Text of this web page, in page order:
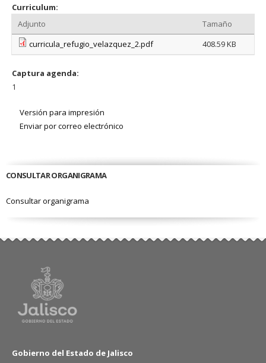
Curriculum:
Adjunto
Tamaño
curricula_refugio_velazquez_2.pdf
408.59 KB
Captura agenda:
1
Versión para impresión
Enviar por correo electrónico
CONSULTAR ORGANIGRAMA
Consultar organigrama
Gobierno del Estado de Jalisco